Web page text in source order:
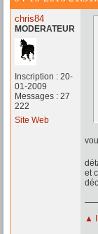
chris84
MODERATEUR
Inscription : 20-
01-2009
Messages : 27
222
Site Web
et
▲